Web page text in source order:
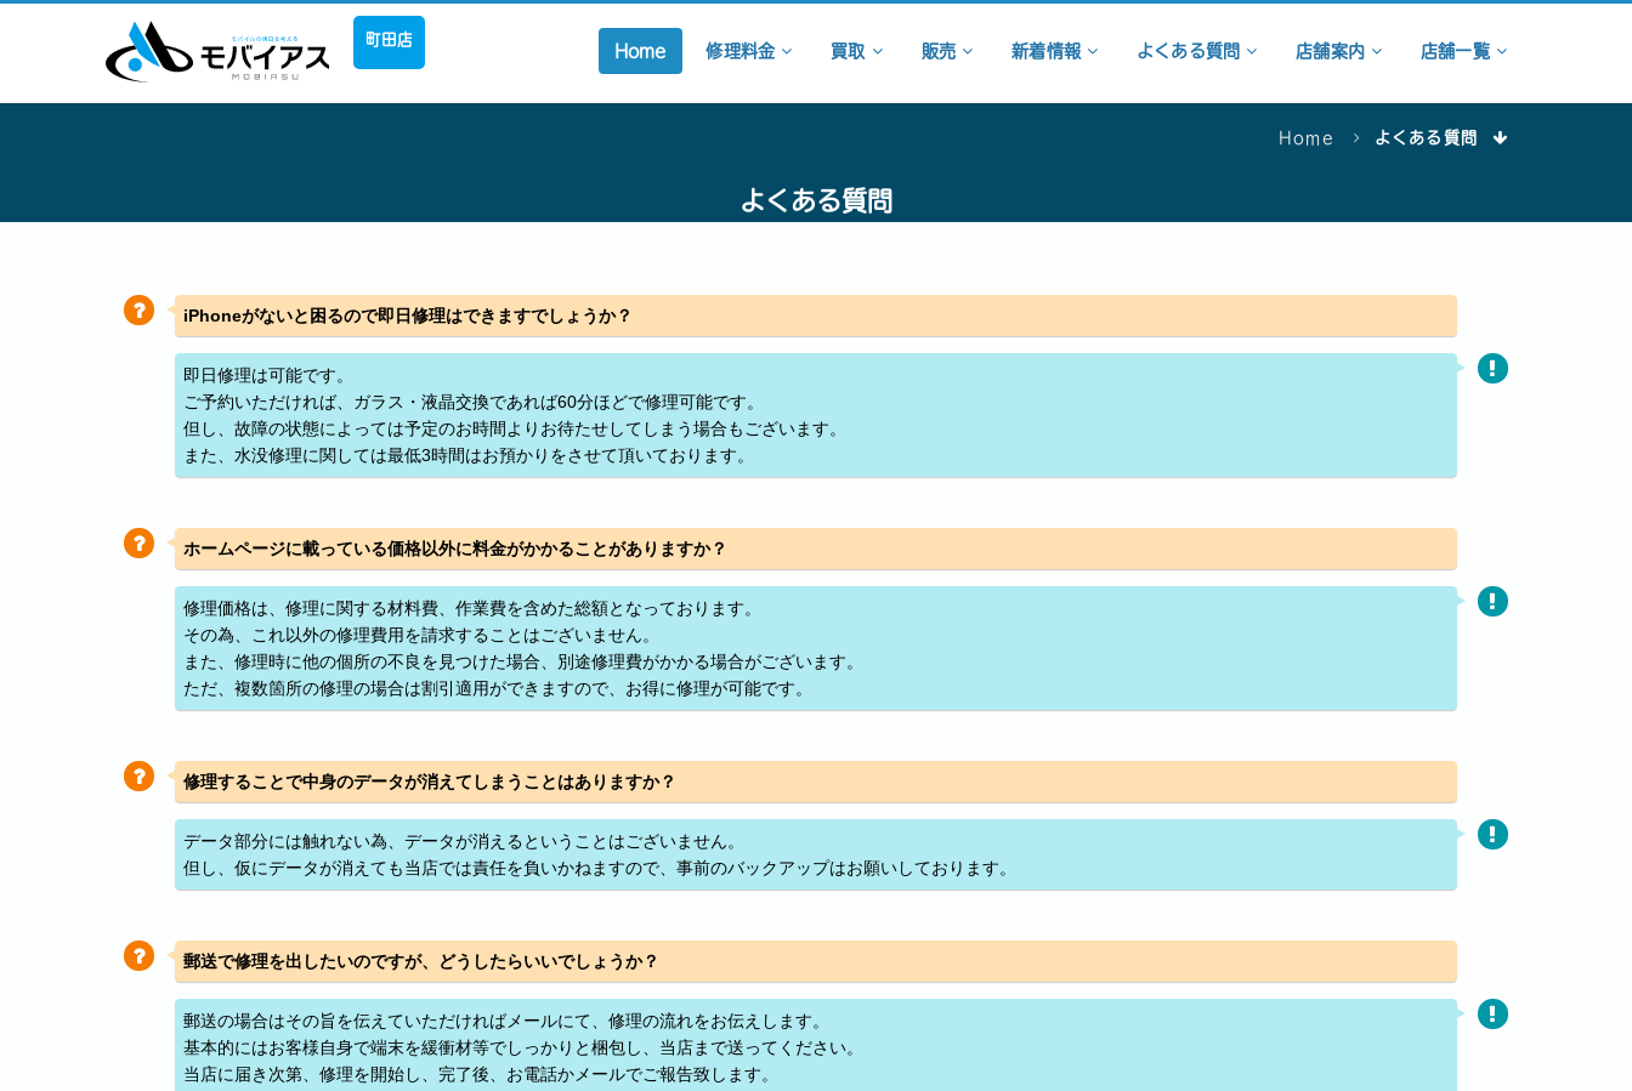
町田店
Home 修理料金 買取 販売 新着情報 よくある質問 店舗案内 店舗一覧
Home よくある質問
よくある質問
iPhoneがないと困るので即日修理はできますでしょうか？
即日修理は可能です。
ご予約いただければ、ガラス・液晶交換であれば60分ほどで修理可能です。
但し、故障の状態によっては予定のお時間よりお待たせしてしまう場合もございます。
また、水没修理に関しては最低3時間はお預かりをさせて頂いております。
ホームページに載っている価格以外に料金がかかることがありますか？
修理価格は、修理に関する材料費、作業費を含めた総額となっております。
その為、これ以外の修理費用を請求することはございません。
また、修理時に他の個所の不良を見つけた場合、別途修理費がかかる場合がございます。
ただ、複数箇所の修理の場合は割引適用ができますので、お得に修理が可能です。
修理することで中身のデータが消えてしまうことはありますか？
データ部分には触れない為、データが消えるということはございません。
但し、仮にデータが消えても当店では責任を負いかねますので、事前のバックアップはお願いしております。
郵送で修理を出したいのですが、どうしたらいいでしょうか？
郵送の場合はその旨を伝えていただければメールにて、修理の流れをお伝えします。
基本的にはお客様自身で端末を緩衝材等でしっかりと梱包し、当店まで送ってください。
当店に届き次第、修理を開始し、完了後、お電話かメールでご報告致します。